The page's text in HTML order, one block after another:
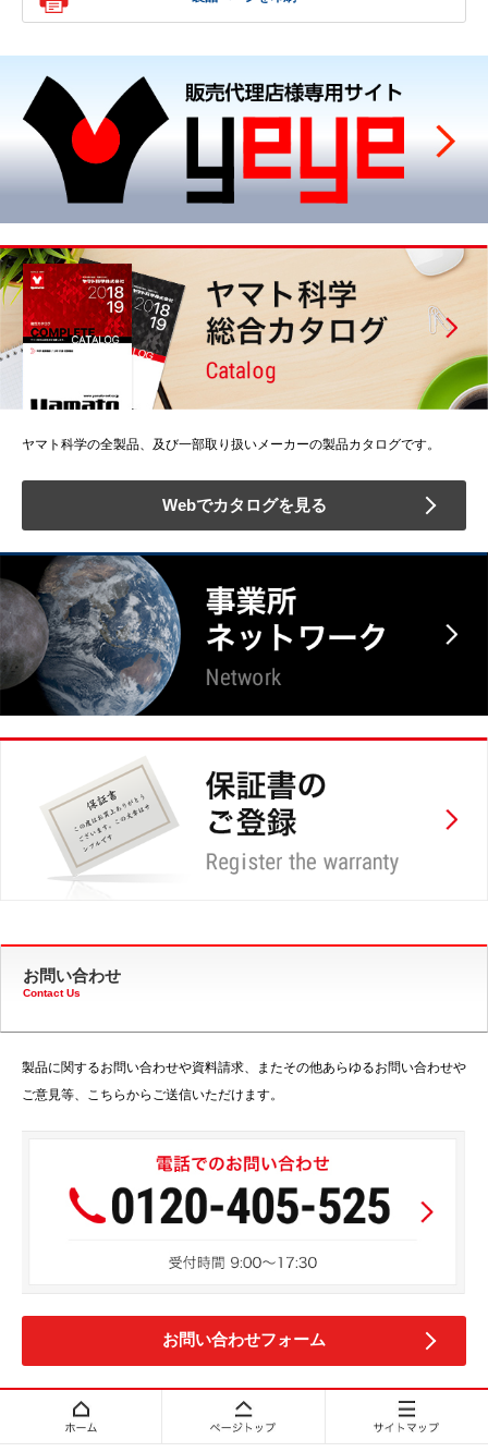
ヤマト科学の全製品、及び一部取り扱いメーカーの製品カタログです。
Webでカタログを見る
お問い合わせ
Contact Us
製品に関するお問い合わせや資料請求、またその他あらゆるお問い合わせや
ご意見等、こちらからご送信いただけます。
お問い合わせフォーム